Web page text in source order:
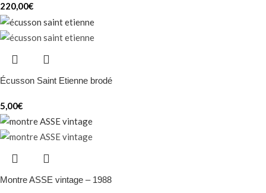
220,00€
Écusson Saint Etienne brodé
5,00€
Montre ASSE vintage – 1988